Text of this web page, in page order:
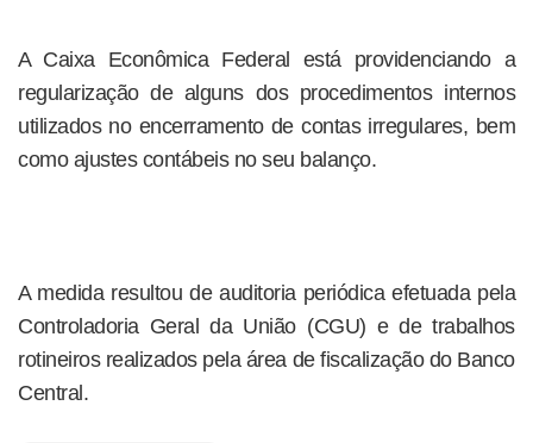
A Caixa Econômica Federal está providenciando a
regularização de alguns dos procedimentos internos
utilizados no encerramento de contas irregulares, bem
como ajustes contábeis no seu balanço.
A medida resultou de auditoria periódica efetuada pela
Controladoria Geral da União (CGU) e de trabalhos
rotineiros realizados pela área de fiscalização do Banco
Central.